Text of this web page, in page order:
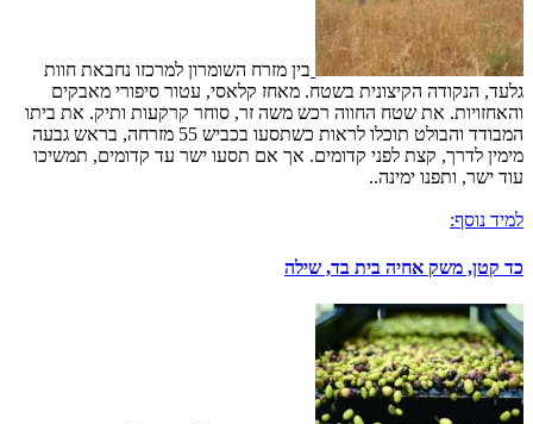
בין מזרח השומרון למרכזו נחבאת חוות
גלעד, הנקודה הקיצונית בשטח. מאחז קלאסי, עטור סיפורי מאבקים
והאחזויות. את שטח החווה רכש משה זר, סוחר קרקעות ותיק. את ביתו
המבודד והבולט תוכלו לראות כשתסעו בכביש 55 מזרחה, בראש גבעה
מימין לדרך, קצת לפני קדומים. אך אם תסעו ישר עד קדומים, תמשיכו
עוד ישר, ותפנו ימינה..
למיד נוסף:
כד קטן, משק אחיה בית בד, שילה